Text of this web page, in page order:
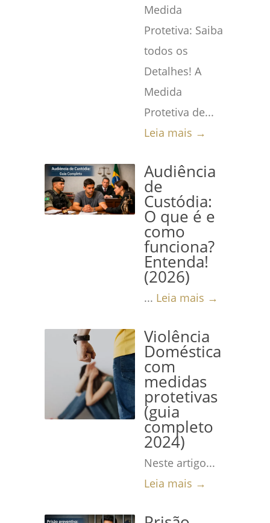
Medida
Protetiva: Saiba
todos os
Detalhes! A
Medida
Protetiva de...
Leia mais →
Audiência
de
Custódia:
O que é e
como
funciona?
Entenda!
(2026)
... Leia mais →
Violência
Doméstica
com
medidas
protetivas
(guia
completo
2024)
Neste artigo...
Leia mais →